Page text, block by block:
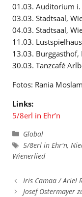
01.03. Auditorium
03.03. Stadtsaal,
04.03. Stadtsaal,
11.03.
13.03. Burggasthof,
30.03. Tanzcafé
Fotos: Rania Moslam
Links:
5/8erl in Ehr’n
Kategorien
Global
Schlagwörter
5/8erl in Ehr'n,
Wienerlied
Iris Camaa / Ariel
Josef Ostermayer